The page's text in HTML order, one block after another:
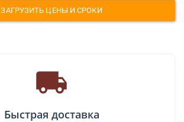
ЗАГРУЗИТЬ ЦЕНЫ И СРОКИ
Быстрая доставка